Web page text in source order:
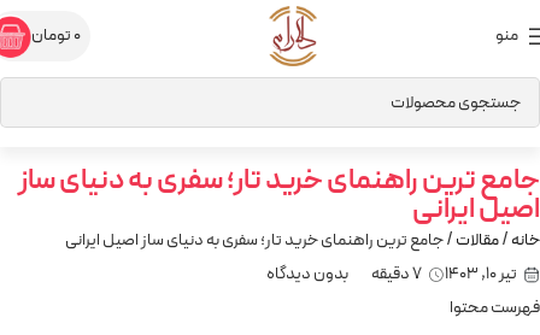
منو 0تومان
جامع ترین راهنمای خرید تار؛ سفری به دنیای ساز
اصیل ایرانی
خانه مقالات جامع ترین راهنمای خرید تار؛ سفری به دنیای ساز اصیل ایرانی
تیر 10, 1403
7 دقیقه
بدون دیدگاه
فهرست محتوا